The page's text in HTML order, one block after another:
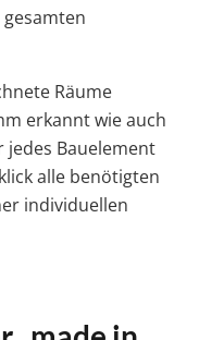
Räume
erkannt wie auch
jedes Bauelement
alle benötigten
individuellen